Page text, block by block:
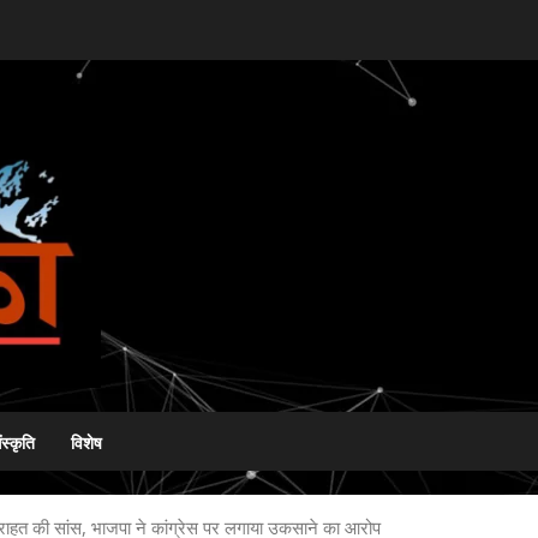
विशेष
की सांस, भाजपा ने कांग्रेस पर लगाया उकसाने का आरोप